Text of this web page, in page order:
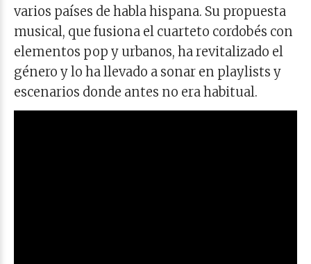
varios países de habla hispana. Su propuesta
musical, que fusiona el cuarteto cordobés con
elementos pop y urbanos, ha revitalizado el
género y lo ha llevado a sonar en playlists y
escenarios donde antes no era habitual.